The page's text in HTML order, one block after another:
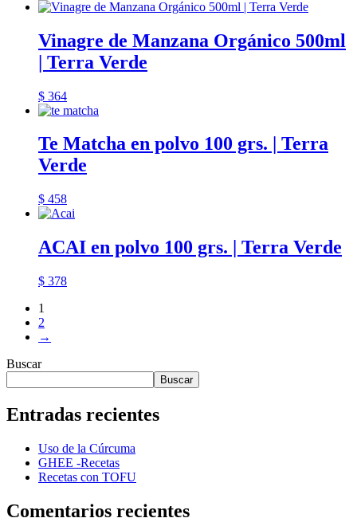
Vinagre de Manzana Orgánico 500ml
| Terra Verde
$ 364
Te Matcha en polvo 100 grs. | Terra
Verde
$ 458
ACAI en polvo 100 grs. | Terra Verde
$ 378
1
2
→
Buscar
Buscar
Entradas recientes
Uso de la Cúrcuma
GHEE -Recetas
Recetas con TOFU
Comentarios recientes